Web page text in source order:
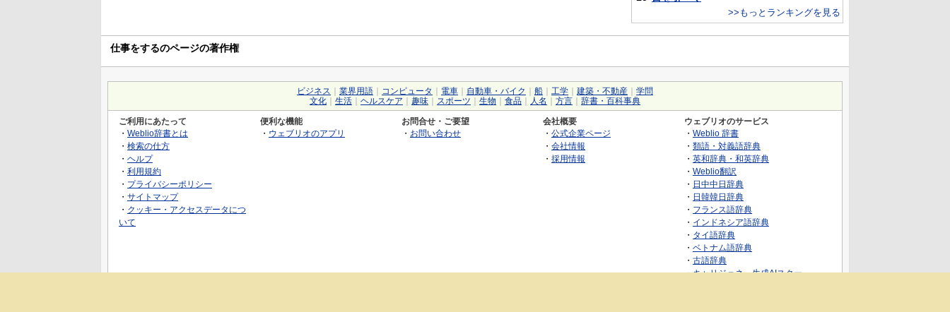
>>もっとランキングを見る
仕事をするのページの著作権
ビジネス 業界用語 コンピュータ 電車 自動車・バイク 船 工学 建築・不動産
学問
文化
生活 ヘルスケア 趣味 スポーツ 生物 食品 人名 方言 辞書・百科事典
ご利用にあたって
・ Weblio辞書とは
・ 検索の仕方
・ ヘルプ
・ 利用規約
・ プライバシーポリシー
・ サイトマップ
・ クッキー・アクセスデータにつ
いて
便利な機能
・ ウェブリオのアプリ
お問合せ・ご要望
・ お問い合わせ
会社概要
・ 公式企業ページ
・ 会社情報
・ 採用情報
ウェブリオのサービス
・ Weblio 辞書
・ 類語・対義語辞典
・ 英和辞典・和英辞典
・ Weblio翻訳
・ 日中中日辞典
・ 日韓韓日辞典
・ フランス語辞典
・ インドネシア語辞典
・ タイ語辞典
・ ベトナム語辞典
・ 古語辞典
・キャリジェネ～生成AIスクー